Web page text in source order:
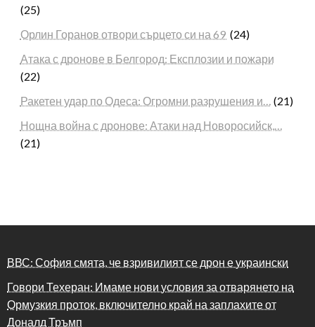
(25)
Орлин Горанов отвори сърцето си на 69 (24)
Атака с дронове в Белгород: Експлозии и пожари
(22)
Ракетен удар по Одеса: Огромни разрушения и… (21)
Нощна война с дронове: Атаки над Новоросийск,…
(21)
ВВС: София смята, че взривилият се дрон е украински
Говори Техеран: Имаме нови условия за отварянето на
Ормузкия проток, включително край на заплахите от
Доналд Тръмп